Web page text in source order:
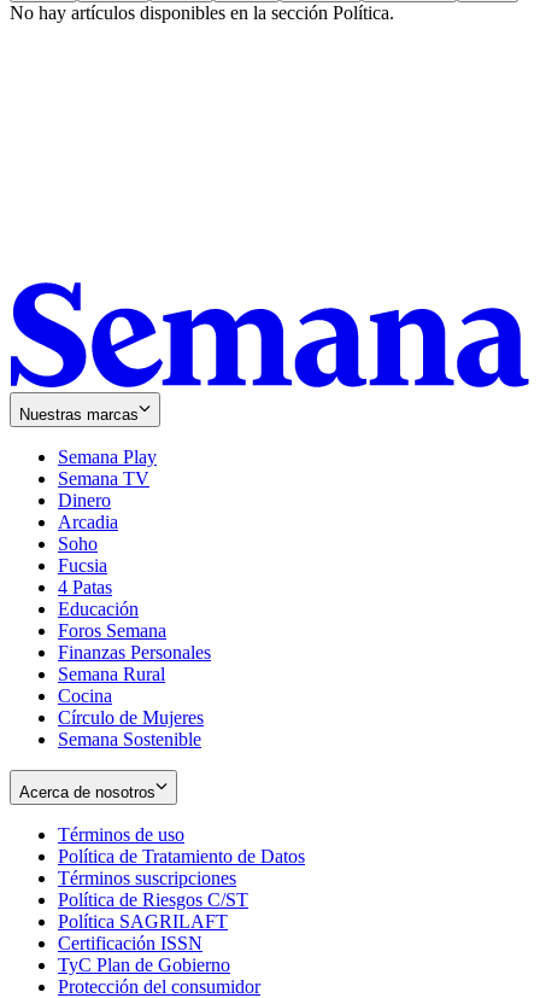
No hay artículos disponibles en la sección Política.
Nuestras marcas
Semana Play
Semana TV
Dinero
Arcadia
Soho
in
new
window
Fucsia
in
new
window
4 Patas
Educación
Foros Semana
Finanzas Personales
Semana Rural
Cocina
Círculo de Mujeres
Semana Sostenible
Acerca de nosotros
Términos de uso
in
new
window
Política de Tratamiento de Datos
Términos suscripciones
in
Política de Riesgos C/ST
Política SAGRILAFT
new
window
Certificación ISSN
in
new
TyC Plan de Gobierno
in
Protección del consumidorOpens